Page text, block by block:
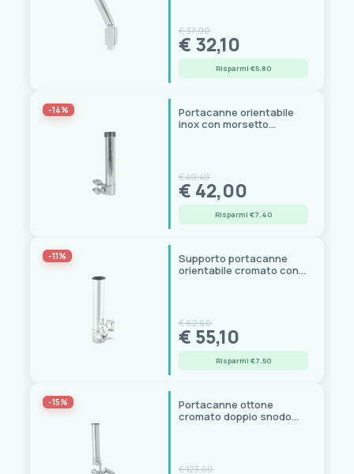
€ 37,90
€ 32,10
Risparmi €5.80
-14%
Portacanne orientabile
inox con morsetto
€ 49,40
€ 42,00
Risparmi €7.40
-11%
Supporto portacanne
orientabile cromato con
€ 62,60
€ 55,10
Risparmi €7.50
-15%
Portacanne ottone
cromato doppio snodo
€ 123,00